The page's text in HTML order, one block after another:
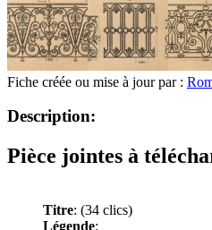
Fiche créée ou mise à jour par :
Description:
Pièce jointes à
Titre: (34 clics)
Légende: